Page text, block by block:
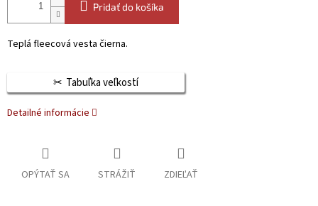
Pridať do košíka
Teplá fleecová vesta čierna.
Tabuľka veľkostí
Detailné informácie
OPÝTAŤ SA STRÁŽIŤ ZDIEĽAŤ